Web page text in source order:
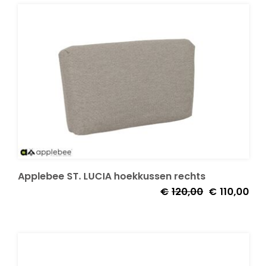
Applebee ST. LUCIA hoekkussen rechts
€ 120,00 € 110,00